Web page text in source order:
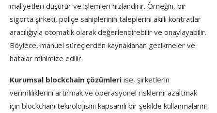
maliyetleri düşürür ve işlemleri hızlandırır. Örneğin, bir
sigorta şirketi, poliçe sahiplerinin taleplerini akıllı kontratlar
aracılığıyla otomatik olarak değerlendirebilir ve onaylayabilir.
Böylece, manuel süreçlerden kaynaklanan gecikmeler ve
hatalar minimize edilir.
Kurumsal blockchain çözümleri ise, şirketlerin
verimliliklerini artırmak ve operasyonel risklerini azaltmak
için blockchain teknolojisini kapsamlı bir şekilde kullanmalarını